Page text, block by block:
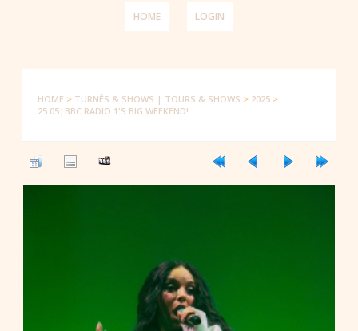
HOME LOGIN
HOME > TURNÊS & SHOWS | TOURS & SHOWS > 2025 >
25.05|BBC RADIO 1'S BIG WEEKEND!